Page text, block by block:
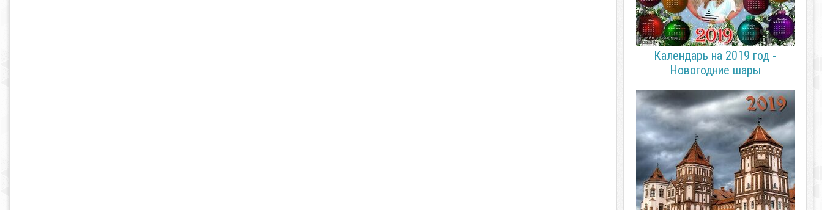
Календарь на 2019 год -
Новогодние шары